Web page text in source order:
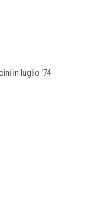
in luglio ‘74